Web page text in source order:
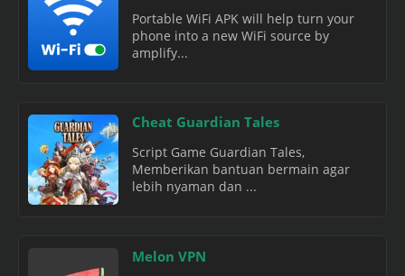
Portable WiFi APK will help turn your
phone into a new WiFi source by
amplify...
Cheat Guardian Tales
Script Game Guardian Tales,
Memberikan bantuan bermain agar
lebih nyaman dan ...
Melon VPN